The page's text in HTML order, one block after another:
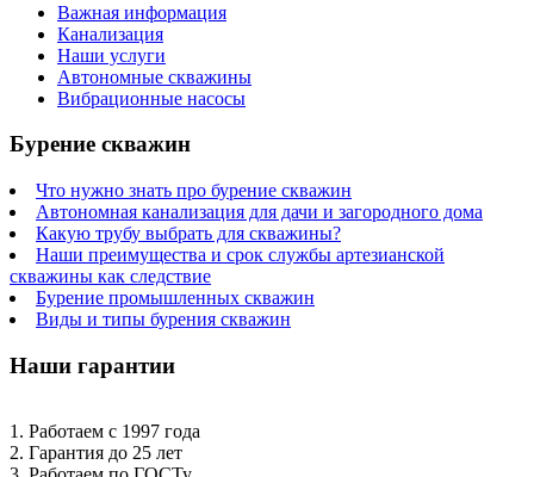
Важная информация
Канализация
Наши услуги
Автономные скважины
Вибрационные насосы
Бурение скважин
Что нужно знать про бурение скважин
Автономная канализация для дачи и загородного дома
Какую трубу выбрать для скважины?
Наши преимущества и срок службы артезианской
скважины как следствие
Бурение промышленных скважин
Виды и типы бурения скважин
Наши гарантии
1. Работаем с 1997 года
2. Гарантия до 25 лет